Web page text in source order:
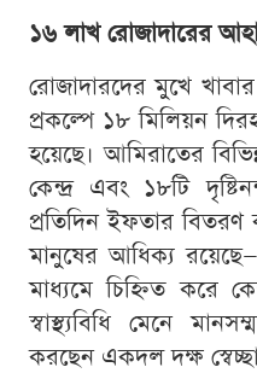
১৬ লাখ রোজাদারের
রোজাদারদের মুখে
প্রকল্পে ১৮ মিলিয়ন
হয়েছে। আমিরাতের
কেন্দ্র এবং ১৮টি
প্রতিদিন ইফতার বিতরণ
মানুষের আধিক্য
মাধ্যমে চিহ্নিত করে
স্বাস্থ্যবিধি মেনে
করছেন একদল দক্ষ